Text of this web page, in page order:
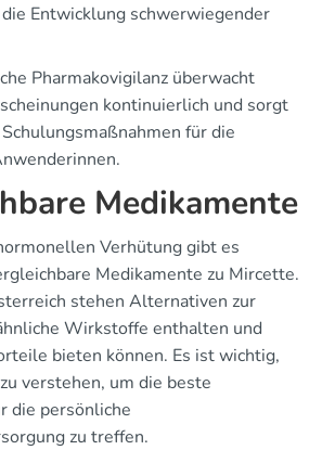
Entwicklung schwerwiegender
Pharmakovigilanz überwacht
kontinuierlich und sorgt
für die
Medikamente
Verhütung gibt es
Medikamente zu Mircette.
stehen Alternativen zur
Wirkstoffe enthalten und
bieten können. Es ist wichtig,
verstehen, um die beste
die persönliche
zu treffen.